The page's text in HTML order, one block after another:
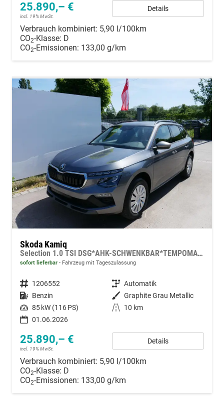
25.890,– €
incl. 19% MwSt.
Details
Verbrauch kombiniert: 5,90 l/100km
CO2-Klasse: D
CO2-Emissionen: 133,00 g/km
Skoda Kamiq
Selection 1.0 TSI DSG*AHK-SCHWENKBAR*TEMPOMAT*PDC-HINTEN*KEYLESS-GO*SHZ*
sofort lieferbar Fahrzeug mit Tageszulassung
Fahrzeugnummer 1206552 Getriebe Automatik
Kraftstoff Benzin Außenfarbe Graphite Grau Metallic
Leistung 85 kW (116 PS) Kilometerstand
10 km
01.06.2026
25.890,– €
incl. 19% MwSt.
Details
Verbrauch kombiniert: 5,90 l/100km
CO2-Klasse: D
CO2-Emissionen: 133,00 g/km